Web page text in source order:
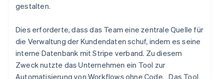
gestalten.
Dies erforderte, dass das Team eine zentrale Quelle für
die Verwaltung der Kundendaten schuf, indem es seine
interne Datenbank mit Stripe verband. Zu diesem
Zweck nutzte das Unternehmen ein Tool zur
Automatisierung von Workflows ohne Code. „Das Tool